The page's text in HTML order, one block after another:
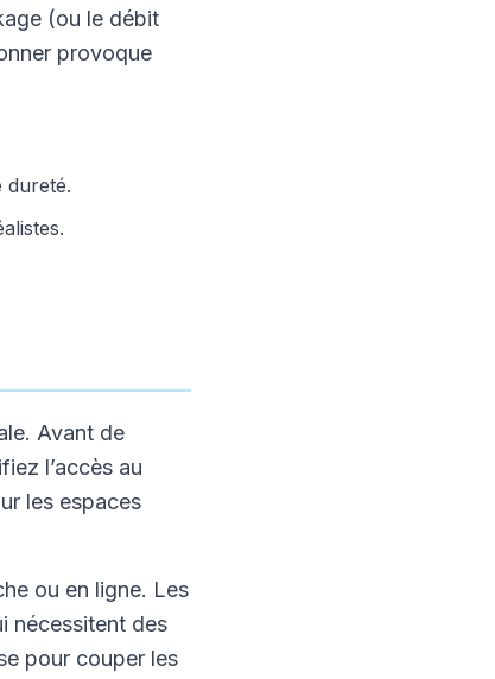
(ou le débit
provoque
dureté.
Avant de
l’accès au
les espaces
ou en ligne. Les
nécessitent des
pour couper les